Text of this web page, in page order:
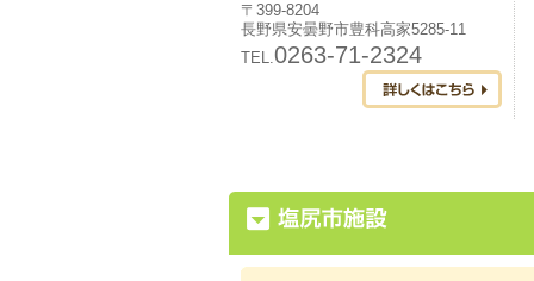
〒399-8204
長野県安曇野市豊科高家5285-11
TEL.0263-71-2324